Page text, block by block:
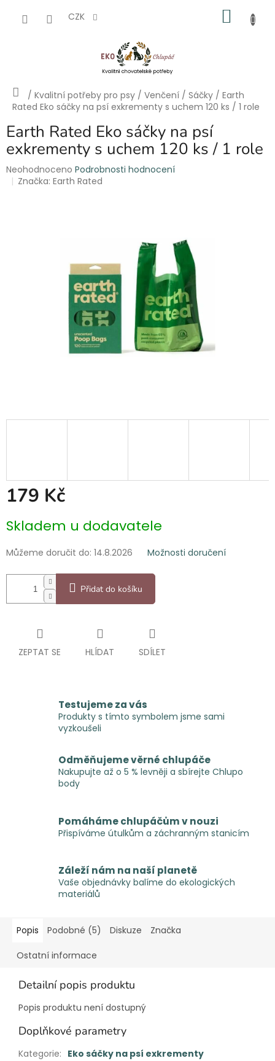
CZK
Domů
/ Kvalitní potřeby pro psy / Venčení / Sáčky / Earth
Rated Eko sáčky na psí exkrementy s uchem 120 ks / 1 role
Earth Rated Eko sáčky na psí
exkrementy s uchem 120 ks / 1 role
Průměrné
hodnocení
Neohodnoceno Podrobnosti hodnocení
Značka:Earth Rated
179 Kč
cena:
Skladem u dodavatele
Můžeme doručit do: 14.8.2026 Možnosti doručení
Přidat do košíku
ZEPTAT SE HLÍDAT SDÍLET
Testujeme za vás
Produkty s tímto symbolem jsme sami
vyzkoušeli
Odměňujeme věrné chlupáče
Nakupujte až o 5 % levněji a sbírejte Chlupo
body
Pomáháme chlupáčům v nouzi
Přispíváme útulkům a záchranným stanicím
Záleží nám na naší planetě
Vaše objednávky balíme do ekologických
materiálů
Popis Podobné (5) Diskuze Značka
Ostatní informace
Detailní popis produktu
Popis produktu není dostupný
Doplňkové parametry
Kategorie: Eko sáčky na psí exkrementy